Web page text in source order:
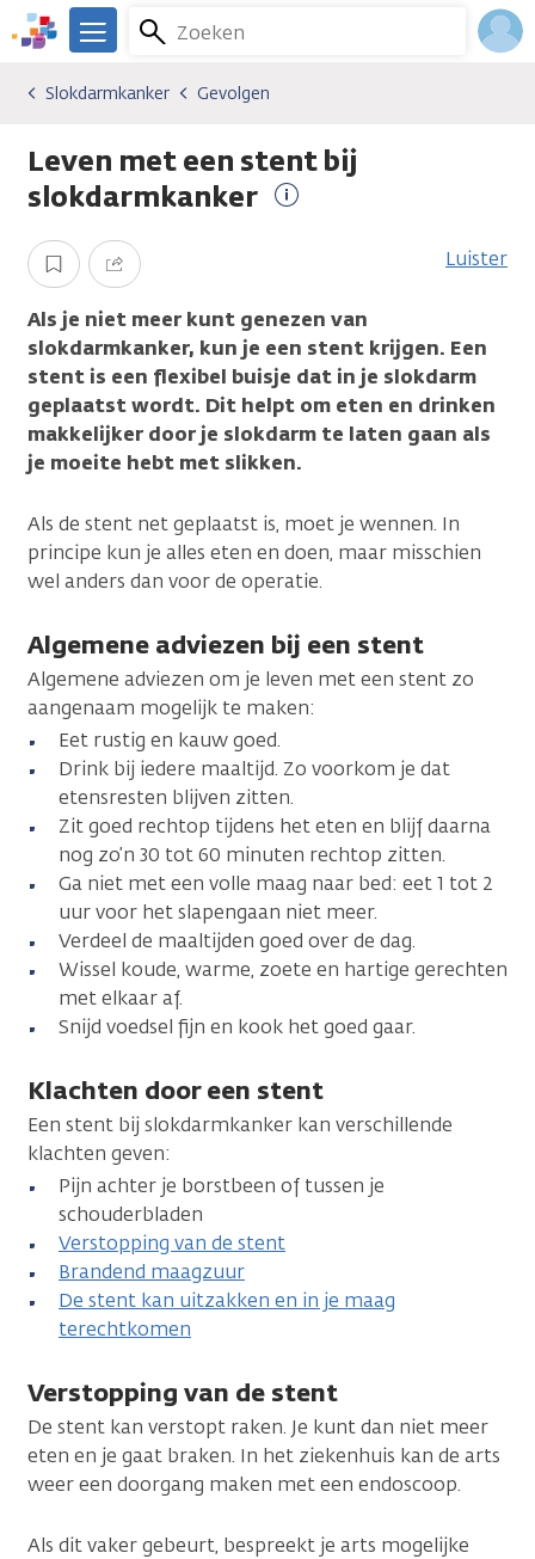
Overslaan
en
gaan
We
er
je.
Kanker.nl
Zoeken
Menu
Kankersoorten
Slokdarmkanker
Gevolgen
Slokdarmkanker Gevolgen
Leven met een stent bij
slokdarmkanker
Opslaan Delen Luister
Als je niet meer kunt genezen van
slokdarmkanker, kun je een stent krijgen. Een
stent is een flexibel buisje dat in je slokdarm
geplaatst wordt. Dit helpt om eten en drinken
makkelijker door je slokdarm te laten gaan als
je moeite hebt met slikken.
Als de stent net geplaatst is, moet je wennen. In
principe kun je alles eten en doen, maar misschien
wel anders dan voor de operatie.
Algemene adviezen bij een stent
Algemene adviezen om je leven met een stent zo
aangenaam mogelijk te maken:
Eet rustig en kauw goed.
Drink bij iedere maaltijd. Zo voorkom je dat
etensresten blijven zitten.
Zit goed rechtop tijdens het eten en blijf daarna
nog zo’n 30 tot 60 minuten rechtop zitten.
Ga niet met een volle maag naar bed: eet 1 tot 2
uur voor het slapengaan niet meer.
Verdeel de maaltijden goed over de dag.
Wissel koude, warme, zoete en hartige gerechten
met elkaar af.
Snijd voedsel fijn en kook het goed gaar.
Klachten door een stent
Een stent bij slokdarmkanker kan verschillende
klachten geven:
Pijn achter je borstbeen of tussen je
schouderbladen
Verstopping van de stent
Brandend maagzuur
De stent kan uitzakken en in je maag
terechtkomen
Verstopping van de stent
De stent kan verstopt raken. Je kunt dan niet meer
eten en je gaat braken. In het ziekenhuis kan de arts
weer een doorgang maken met een endoscoop.
Als dit vaker gebeurt, bespreekt je arts mogelijke